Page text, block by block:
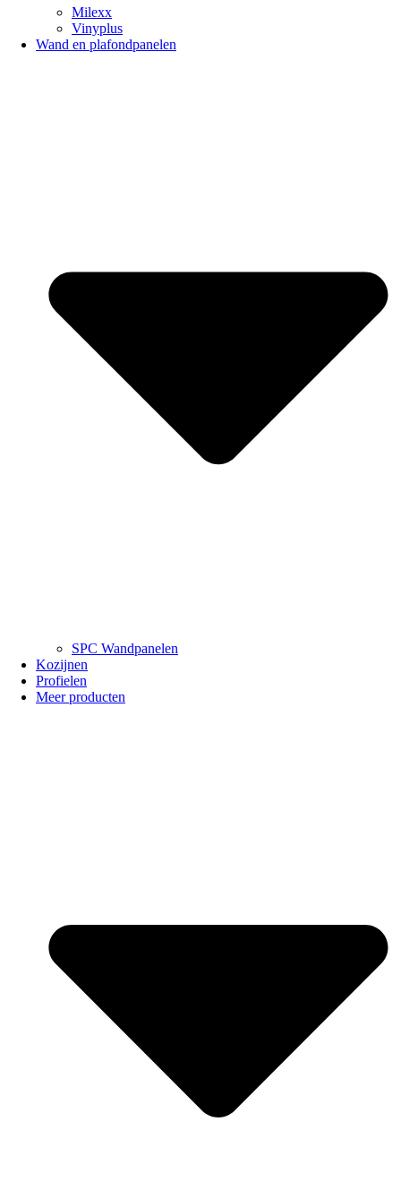
Milexx
Vinyplus
Wand en plafondpanelen
SPC Wandpanelen
Kozijnen
Profielen
Meer producten